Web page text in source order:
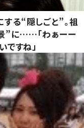
る“隠しごと”。祖
”に……「わぁーー
ですね」